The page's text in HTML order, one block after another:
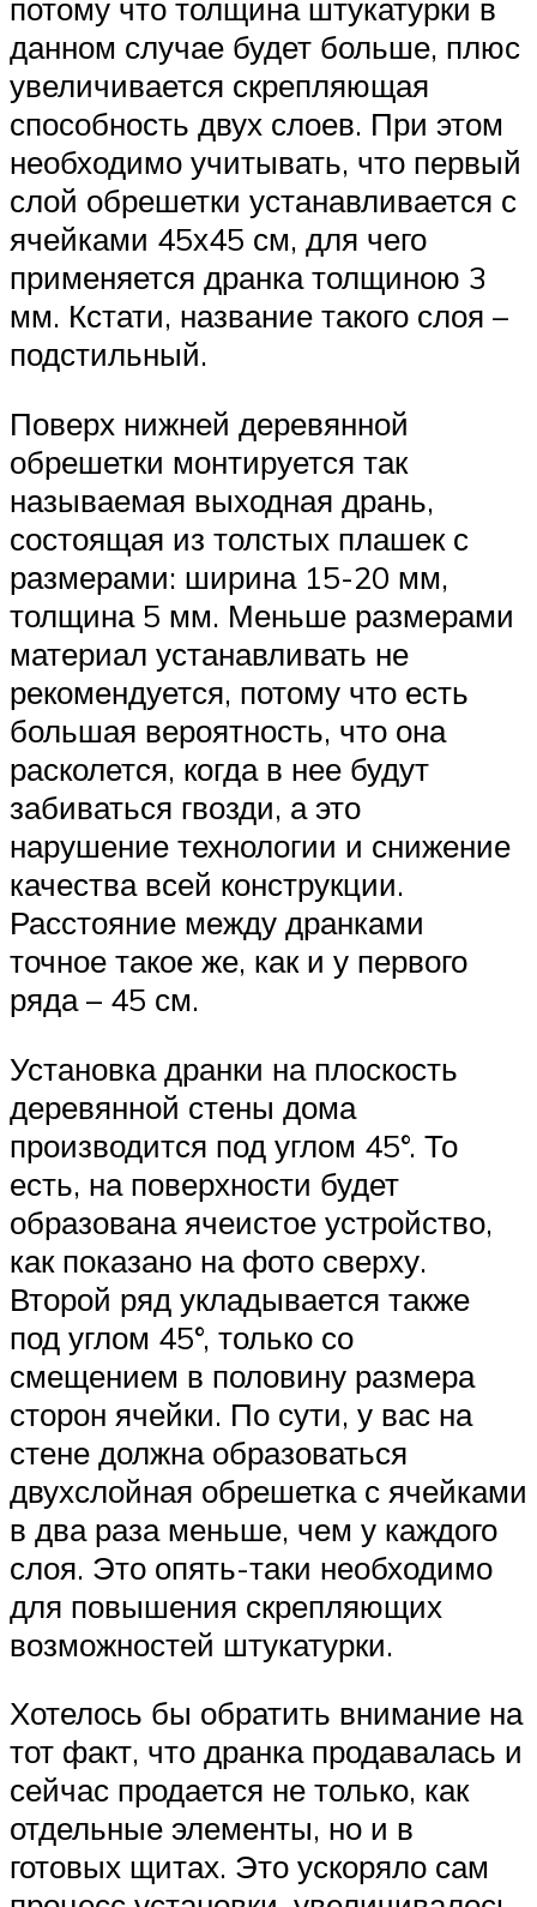
потому что толщина штукатурки в
данном случае будет больше, плюс
увеличивается скрепляющая
способность двух слоев. При этом
необходимо учитывать, что первый
слой обрешетки устанавливается с
ячейками 45х45 см, для чего
применяется дранка толщиною 3
мм. Кстати, название такого слоя –
подстильный.
Поверх нижней деревянной
обрешетки монтируется так
называемая выходная дрань,
состоящая из толстых плашек с
размерами: ширина 15-20 мм,
толщина 5 мм. Меньше размерами
материал устанавливать не
рекомендуется, потому что есть
большая вероятность, что она
расколется, когда в нее будут
забиваться гвозди, а это
нарушение технологии и снижение
качества всей конструкции.
Расстояние между дранками
точное такое же, как и у первого
ряда – 45 см.
Установка дранки на плоскость
деревянной стены дома
производится под углом 45°. То
есть, на поверхности будет
образована ячеистое устройство,
как показано на фото сверху.
Второй ряд укладывается также
под углом 45°, только со
смещением в половину размера
сторон ячейки. По сути, у вас на
стене должна образоваться
двухслойная обрешетка с ячейками
в два раза меньше, чем у каждого
слоя. Это опять-таки необходимо
для повышения скрепляющих
возможностей штукатурки.
Хотелось бы обратить внимание на
тот факт, что дранка продавалась и
сейчас продается не только, как
отдельные элементы, но и в
готовых щитах. Это ускоряло сам